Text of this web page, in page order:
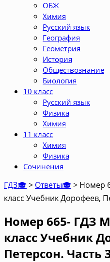
ОБЖ
Химия
Русский язык
География
Геометрия
История
Обществознание
Биология
10 класс
Русский язык
Физика
Химия
11 класс
Химия
Физика
Сочинения
ГДЗ🎓> Ответы🎓> Номер
класс Учебник Дорофеев,
Номер 665- ГДЗ
класс Учебник
Петерсон. Часть